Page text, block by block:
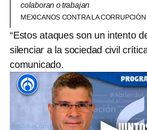
colaboran o trabajan
MEXICANOS CONTRA LA CORRUPCIÓN
“Estos ataques son un intento
silenciar a la sociedad civil
comunicado.